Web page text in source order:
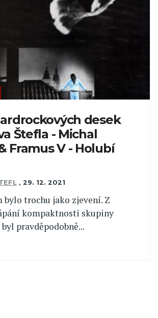
desek
Štefla - Michal
Framus V - Holubí
, 29. 12. 2021
bylo trochu jako zjevení. Z
kompaktnosti skupiny
pravděpodobně...